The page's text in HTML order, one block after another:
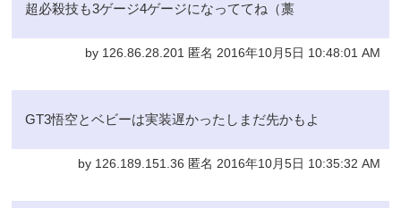
超必殺技も3ゲージ4ゲージになっててね（藁
by 126.86.28.201 匿名 2016年10月5日 10:48:01 AM
GT3悟空とベビーは実装遅かったしまだ先かもよ
by 126.189.151.36 匿名 2016年10月5日 10:35:32 AM